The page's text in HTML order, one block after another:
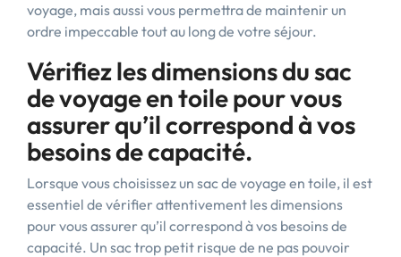
voyage, mais aussi vous permettra de maintenir un
ordre impeccable tout au long de votre séjour.
Vérifiez les dimensions du sac
de voyage en toile pour vous
assurer qu’il correspond à vos
besoins de capacité.
Lorsque vous choisissez un sac de voyage en toile, il est
essentiel de vérifier attentivement les dimensions
pour vous assurer qu’il correspond à vos besoins de
capacité. Un sac trop petit risque de ne pas pouvoir